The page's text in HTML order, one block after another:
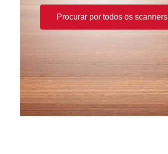
Procurar por todos os scanners